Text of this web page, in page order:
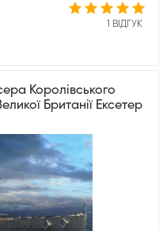
1 ВІДГУК
Королівського
Британії Ексетер